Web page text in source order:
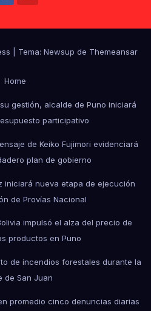
Tema: Newsup de Themeansar
Home
gestión, alcalde de Puno iniciará
participativo
de Keiko Fujimori evidenciará
plan de gobierno
iniciará nueva etapa de ejecución
de Provías Nacional
impulsó el alza del precio de
productos en Puno
de incendios forestales durante la
de San Juan
promedio cinco denuncias diarias